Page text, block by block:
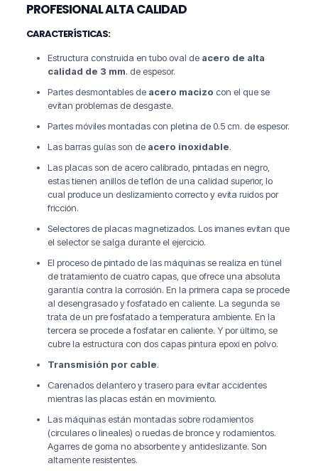
PROFESIONAL ALTA CALIDAD
CARACTERÍSTICAS:
Estructura construida en tubo oval de acero de alta
calidad de 3 mm. de espesor.
Partes desmontables de acero macizo con el que se
evitan problemas de desgaste.
Partes móviles montadas con pletina de 0.5 cm. de espesor.
Las barras guías son de acero inoxidable.
Las placas son de acero calibrado, pintadas en negro,
estas tienen anillos de teflón de una calidad superior, lo
cual produce un deslizamiento correcto y evita ruidos por
fricción.
Selectores de placas magnetizados. Los imanes evitan que
el selector se salga durante el ejercicio.
El proceso de pintado de las máquinas se realiza en túnel
de tratamiento de cuatro capas, que ofrece una absoluta
garantía contra la corrosión. En la primera capa se procede
al desengrasado y fosfatado en caliente. La segunda se
trata de un pre fosfatado a temperatura ambiente. En la
tercera se procede a fosfatar en caliente. Y por último, se
cubre la estructura con dos capas pintura epoxi en polvo.
Transmisión por cable.
Carenados delantero y trasero para evitar accidentes
mientras las placas están en movimiento.
Las máquinas están montadas sobre rodamientos
(circulares o lineales) o ruedas de bronce y rodamientos.
Agarres de goma no absorbente y antideslizante. Son
altamente resistentes.